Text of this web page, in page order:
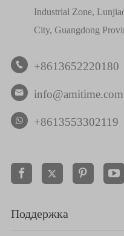
Industrial Zone,
City, Guangdong
 +8613652220180
 info@amitime.com
+8613553302119

Поддержка